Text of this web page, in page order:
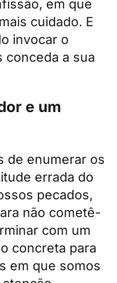
em que
cuidado. E
invocar o
conceda a sua
e um
de enumerar os
errada do
pecados,
não cometê-
com um
concreta para
em que somos